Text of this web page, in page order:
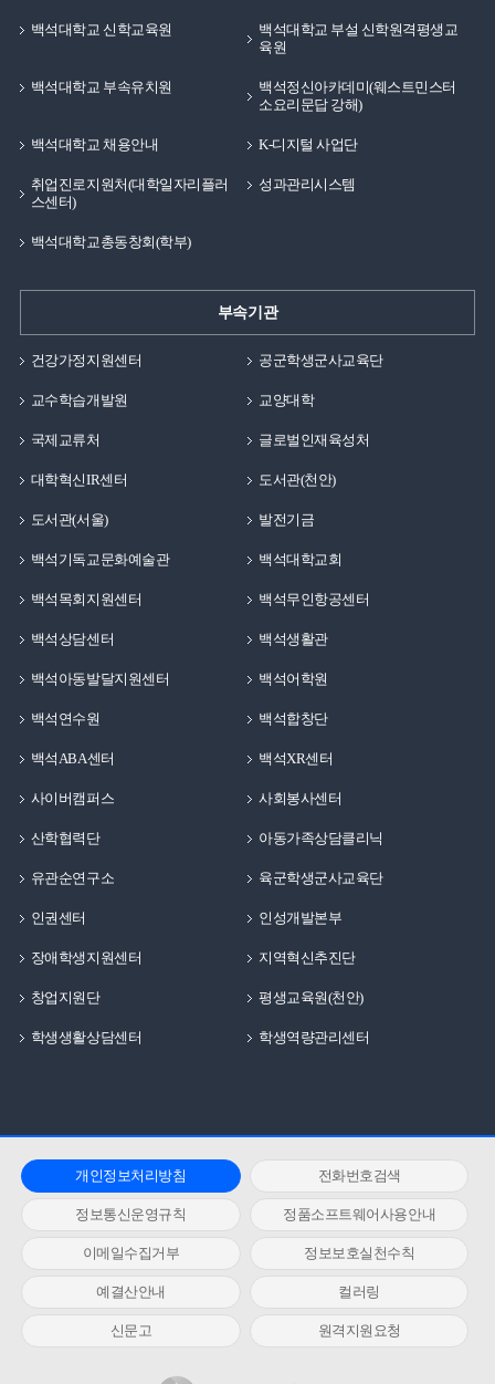
백석대학교 신학교육원
백석대학교 부설 신학원격평생교
육원
백석대학교 부속유치원
백석정신아카데미(웨스트민스터
소요리문답 강해)
백석대학교 채용안내 K-디지털 사업단
취업진로지원처(대학일자리플러
스센터)
성과관리시스템
백석대학교총동창회(학부)
부속기관
건강가정지원센터 공군학생군사교육단
교수학습개발원 교양대학
국제교류처 글로벌인재육성처
대학혁신IR센터 도서관(천안)
도서관(서울) 발전기금
백석기독교문화예술관 백석대학교회
백석목회지원센터 백석무인항공센터
백석상담센터 백석생활관
백석아동발달지원센터 백석어학원
백석연수원 백석합창단
백석ABA센터 백석XR센터
사이버캠퍼스 사회봉사센터
산학협력단 아동가족상담클리닉
유관순연구소 육군학생군사교육단
인권센터 인성개발본부
장애학생지원센터 지역혁신추진단
창업지원단 평생교육원(천안)
학생생활상담센터 학생역량관리센터
개인정보처리방침 전화번호검색
정보통신운영규칙 정품소프트웨어사용안내
이메일수집거부 정보보호실천수칙
예결산안내 컬러링
신문고 원격지원요청